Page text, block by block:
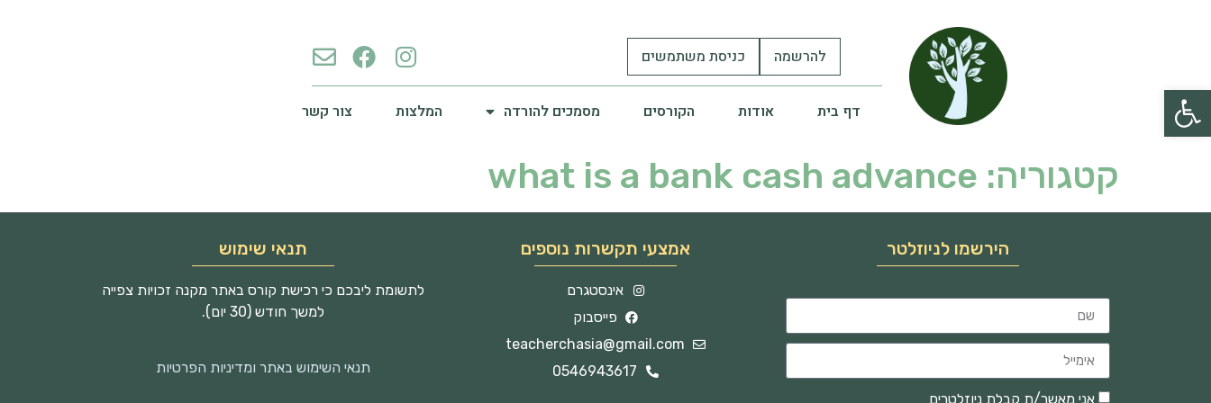
פתח סרגל נגישות
להרשמה כניסת משתמשים
דף בית אודות הקורסים מסמכים להורדה המלצות צור קשר
קטגוריה: what is a bank cash advance
הירשמו לניוזלטר
אני מאשר/ת קבלת ניוזלטרים
אמצעי תקשרות נוספים
אינסטגרם
פייסבוק
teacherchasia@gmail.com
0546943617
תנאי שימוש
לתשומת ליבכם כי רכישת קורס באתר מקנה זכויות צפייה
למשך חודש (30 יום).
תנאי השימוש באתר ומדיניות הפרטיות